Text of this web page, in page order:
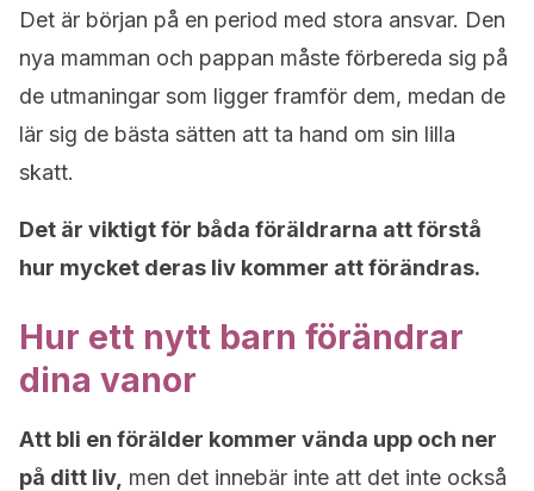
Det är början på en period med stora ansvar. Den
nya mamman och pappan måste förbereda sig på
de utmaningar som ligger framför dem, medan de
lär sig de bästa sätten att ta hand om sin lilla
skatt.
Det är viktigt för båda föräldrarna att förstå
hur mycket deras liv kommer att förändras.
Hur ett nytt barn förändrar
dina vanor
Att bli en förälder kommer vända upp och ner
på ditt liv, men det innebär inte att det inte också